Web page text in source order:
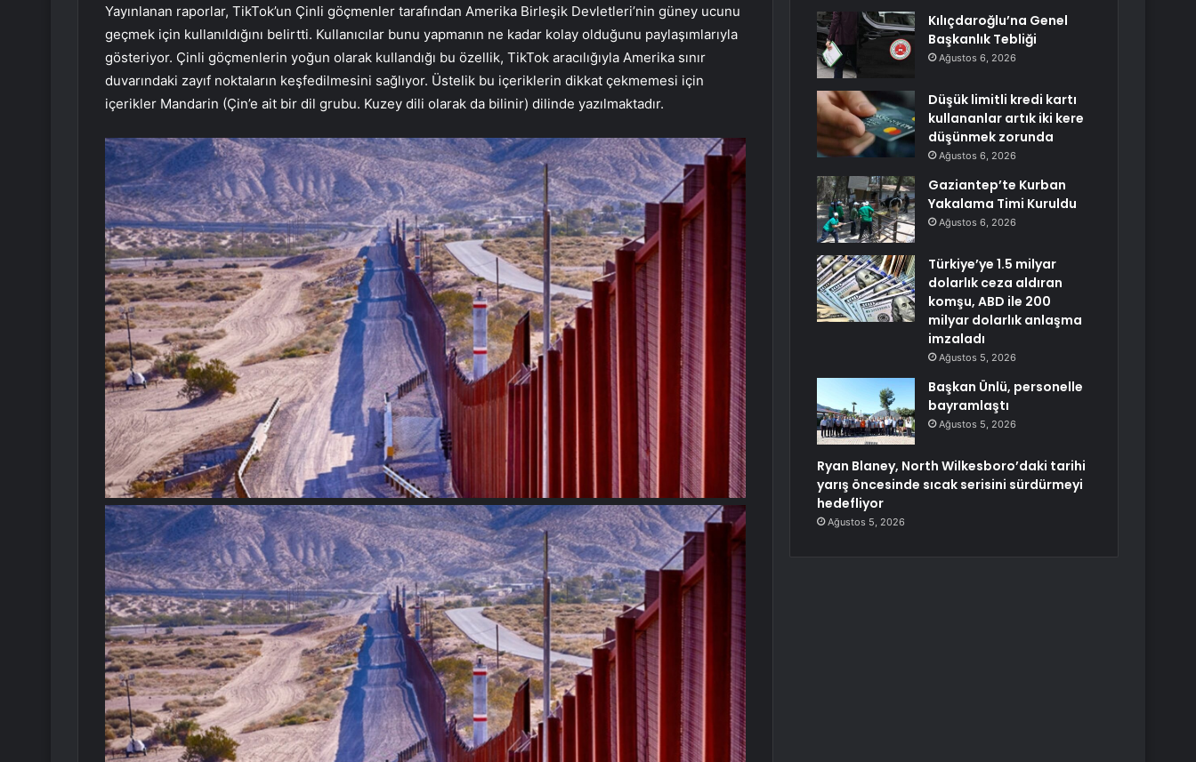
Yayınlanan raporlar, TikTok’un Çinli göçmenler tarafından Amerika Birleşik Devletleri’nin güney ucunu
geçmek için kullanıldığını belirtti. Kullanıcılar bunu yapmanın ne kadar kolay olduğunu paylaşımlarıyla
gösteriyor. Çinli göçmenlerin yoğun olarak kullandığı bu özellik, TikTok aracılığıyla Amerika sınır
duvarındaki zayıf noktaların keşfedilmesini sağlıyor. Üstelik bu içeriklerin dikkat çekmemesi için
içerikler Mandarin (Çin’e ait bir dil grubu. Kuzey dili olarak da bilinir) dilinde yazılmaktadır.
Kılıçdaroğlu’na Genel
Başkanlık Tebliği
Ağustos 6, 2026
Düşük limitli kredi kartı
kullananlar artık iki kere
düşünmek zorunda
Ağustos 6, 2026
Gaziantep’te Kurban
Yakalama Timi Kuruldu
Ağustos 6, 2026
Türkiye’ye 1.5 milyar
dolarlık ceza aldıran
komşu, ABD ile 200
milyar dolarlık anlaşma
imzaladı
Ağustos 5, 2026
Başkan Ünlü, personelle
bayramlaştı
Ağustos 5, 2026
Ryan Blaney, North Wilkesboro’daki tarihi
yarış öncesinde sıcak serisini sürdürmeyi
hedefliyor
Ağustos 5, 2026